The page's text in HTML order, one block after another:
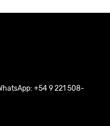
+54 9 221 508-